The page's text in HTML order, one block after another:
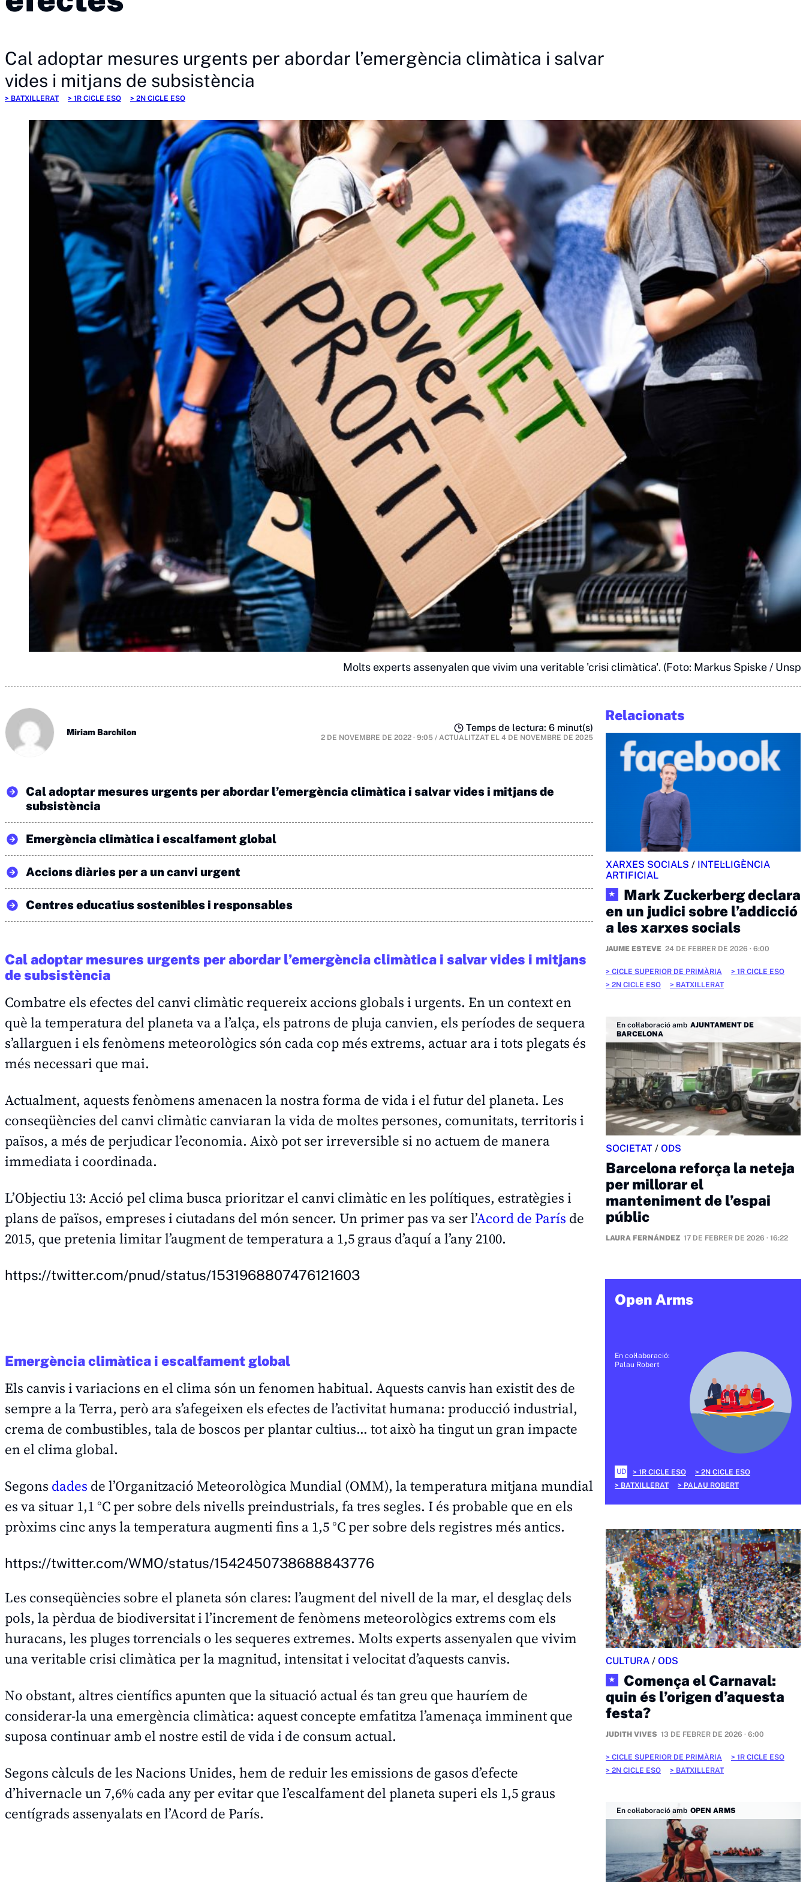
Cal adoptar mesures urgents per abordar l’emergència climàtica i salvar
vides i mitjans de subsistència
BATXILLERAT 1R CICLE ESO 2N CICLE ESO
Molts experts assenyalen que vivim una veritable 'crisi climàtica'. (Foto: Markus Spiske /
Miriam Barchilon Temps de lectura: 6 minut(s)
2 DE NOVEMBRE DE 2022 · 9:05 / ACTUALITZAT EL 4 DE NOVEMBRE DE 2025
Cal adoptar mesures urgents per abordar l’emergència climàtica i salvar vides i mitjans de
subsistència
Emergència climàtica i escalfament global
Accions diàries per a un canvi urgent
Centres educatius sostenibles i responsables
Cal adoptar mesures urgents per abordar l’emergència climàtica i salvar vides i mitjans
de subsistència
Combatre els efectes del canvi climàtic requereix accions globals i urgents. En un context en
què la temperatura del planeta va a l’alça, els patrons de pluja canvien, els períodes de sequera
s’allarguen i els fenòmens meteorològics són cada cop més extrems, actuar ara i tots plegats és
més necessari que mai.
Actualment, aquests fenòmens amenacen la nostra forma de vida i el futur del planeta. Les
conseqüències del canvi climàtic canviaran la vida de moltes persones, comunitats, territoris i
països, a més de perjudicar l’economia. Això pot ser irreversible si no actuem de manera
immediata i coordinada.
L’Objectiu 13: Acció pel climabusca prioritzar el canvi climàtic en les polítiques, estratègies i
plans de països, empreses i ciutadans del món sencer. Un primer pas va ser l’Acord de París de
2015, que pretenia limitar l’augment de temperatura a 1,5 graus d’aquí a l’any 2100.
https://twitter.com/pnud/status/1531968807476121603
Emergència climàtica i escalfament global
Els canvis i variacions en el clima són un fenomen habitual. Aquests canvis han existit des de
sempre a la Terra, però ara s’afegeixen els efectes de l’activitat humana: producció industrial,
crema de combustibles, tala de boscos per plantar cultius… tot això ha tingut un gran impacte
en el clima global.
Segons dades de l’Organització Meteorològica Mundial (OMM), la temperatura mitjana mundial
es va situar 1,1 °C per sobre dels nivells preindustrials, fa tres segles. I és probable que en els
pròxims cinc anys la temperatura augmenti fins a 1,5 °C per sobre dels registres més antics.
https://twitter.com/WMO/status/1542450738688843776
Les conseqüències sobre el planeta són clares: l’augment del nivell de la mar, el desglaç dels
pols, la pèrdua de biodiversitat i l’increment de fenòmens meteorològics extrems com els
huracans, les pluges torrencials o les sequeres extremes. Molts experts assenyalen que vivim
una veritable crisi climàticaper la magnitud, intensitat i velocitat d’aquests canvis.
No obstant, altres científics apunten que la situació actual és tan greu que hauríem de
considerar-la unaemergència climàtica: aquest concepte emfatitza l’amenaça imminent que
suposa continuar amb el nostre estil de vida i de consum actual.
Segons càlculs de les Nacions Unides, hem de reduir les emissions de gasos d’efecte
d’hivernacle un 7,6% cada any per evitar que l’escalfament del planeta superi els 1,5 graus
centígrads assenyalats en l’Acord de París.
Relacionats
XARXES SOCIALS / INTEL·LIGÈNCIA
ARTIFICIAL
★
Mark Zuckerberg declara
en un judici sobre l’addicció
a les xarxes socials
JAUME ESTEVE 24 DE FEBRER DE 2026 · 6:00
CICLE SUPERIOR DE PRIMÀRIA
1R CICLE ESO
2N CICLE ESO
BATXILLERAT
En col·laboració amb AJUNTAMENT DE
BARCELONA
SOCIETAT / ODS
Barcelona reforça la neteja
per millorar el
manteniment de l’espai
públic
LAURA FERNÁNDEZ 17 DE FEBRER DE 2026 · 16:22
Open Arms
En col·laboració:
Palau Robert
UD 1R CICLE ESO
2N CICLE ESO
BATXILLERAT
PALAU ROBERT
CULTURA / ODS
★
Comença el Carnaval:
quin és l’origen d’aquesta
festa?
JUDITH VIVES 13 DE FEBRER DE 2026 · 6:00
CICLE SUPERIOR DE PRIMÀRIA
1R CICLE ESO
2N CICLE ESO
BATXILLERAT
En col·laboració amb OPEN ARMS